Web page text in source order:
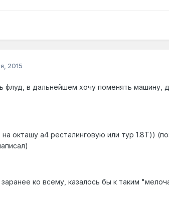
2015
флуд, в дальнейшем хочу поменять машину,
окташу а4 ресталинговую или тур 1.8Т))
ко всему, казалось бы к таким